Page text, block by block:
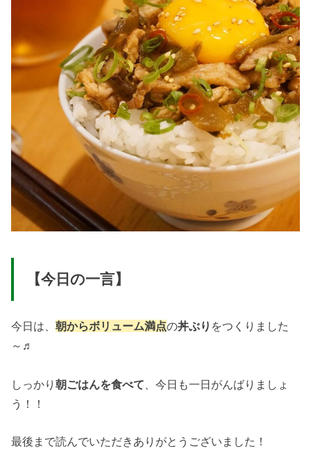
【今日の一言】
今日は、朝からボリューム満点の丼ぶり をつくりました
～♬
しっかり朝ごはんを食べて 、今日も一日がんばりましょ
う！！
最後まで読んでいただきありがとうございました！